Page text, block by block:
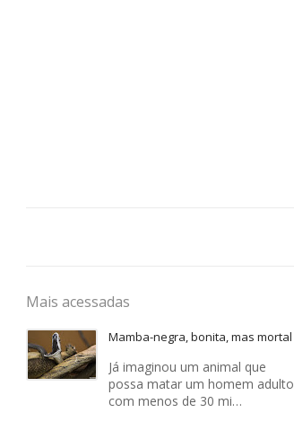
Mais acessadas
Mamba-negra, bonita, mas mortal
Já imaginou um animal que
possa matar um homem adulto
com menos de 30 mi…